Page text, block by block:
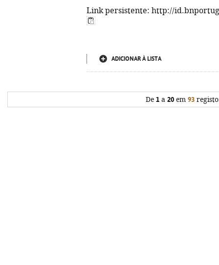
Link persistente: http://
ADICIONAR À LISTA
De 1a 20em 93